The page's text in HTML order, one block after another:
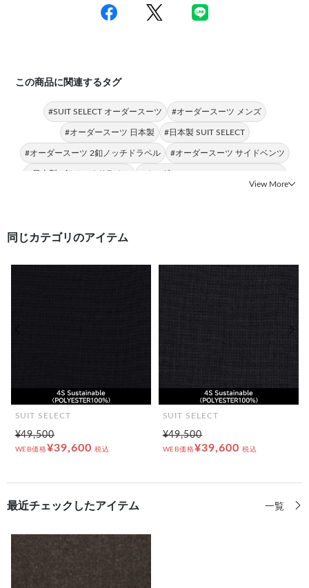
この商品に関連するタグ
#SUIT SELECT オーダースーツ #オーダースーツ メンズ
#オーダースーツ 日本製 #日本製 SUIT SELECT
#オーダースーツ 2釦ノッチドラペル #オーダースーツ サイドベンツ
#日本製 2釦ノッチドラペル #オーダースーツ CLASSICO TAPERED
View More
同じカテゴリのアイテム
SUIT SELECT
¥49,500
WEB価格¥39,600 税込
SUIT SELECT
¥49,500
WEB価格¥39,600 税込
前の画像
最近チェックしたアイテム 一覧